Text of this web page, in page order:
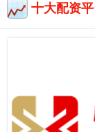
十大配资